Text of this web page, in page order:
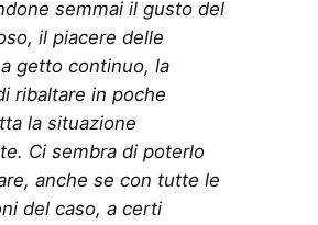
semmai il gusto del
il piacere delle
getto continuo, la
ribaltare in poche
la situazione
Ci sembra di poterlo
anche se con tutte le
del caso, a certi